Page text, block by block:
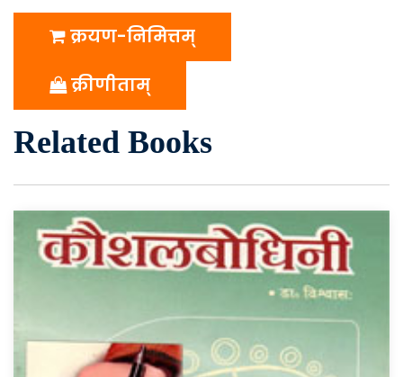
क्रयण-निमित्तम्
क्रीणीताम्
Related Books